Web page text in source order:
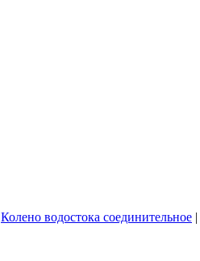
Колено водостока соединительное |